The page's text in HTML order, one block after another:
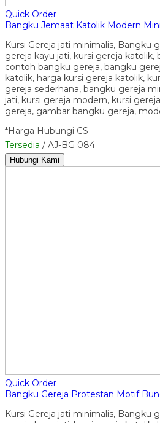
Quick Order
Bangku Jemaat Katolik Modern
Kursi Gereja jati minimalis, Bangku
gereja kayu jati, kursi gereja
contoh bangku gereja, bangku
katolik, harga kursi gereja katolik,
gereja sederhana, bangku gereja
jati, kursi gereja modern, kursi
gereja, gambar bangku gereja,
*Harga Hubungi CS
Tersedia / AJ-BG 084
Hubungi Kami
Quick Order
Bangku Gereja Protestan Motif
Kursi Gereja jati minimalis, Bangku